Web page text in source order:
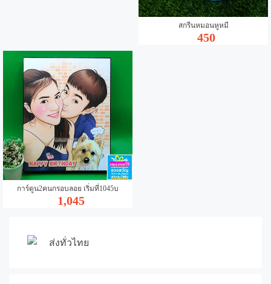
สกรีนหมอนหูหมี
450
การ์ตูน2คนกรอบลอย เริ่มที่1045บ
1,045
ส่งทั่วไทย